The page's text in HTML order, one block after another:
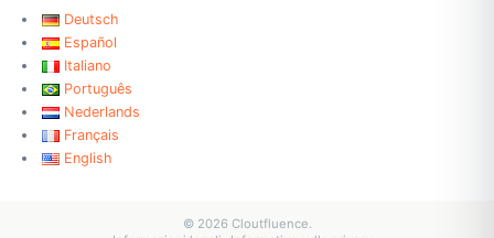
Deutsch
Español
Italiano
Português
Nederlands
Français
English
© 2026 Cloutfluence.